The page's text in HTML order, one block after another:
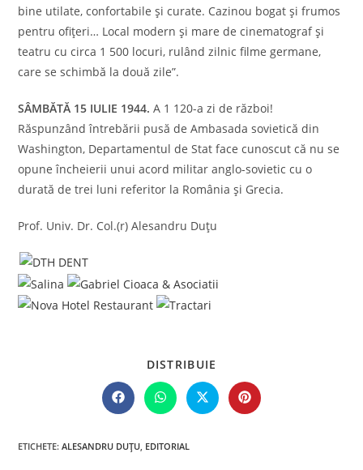
bine utilate, confortabile şi curate. Cazinou bogat şi frumos
pentru ofiţeri… Local modern şi mare de cinematograf şi
teatru cu circa 1 500 locuri, rulând zilnic filme germane,
care se schimbă la două zile”.
SÂMBĂTĂ 15 IULIE 1944. A 1 120-a zi de război!
Răspunzând întrebării pusă de Ambasada sovietică din
Washington, Departamentul de Stat face cunoscut că nu se
opune încheierii unui acord militar anglo-sovietic cu o
durată de trei luni referitor la România şi Grecia.
Prof. Univ. Dr. Col.(r) Alesandru Duțu
DISTRIBUIE
THIS
CONTENT
Opens
in
window
Opens
in
window
Opens
in
Opens
in
ETICHETE:ALESANDRU DUȚU, EDITORIAL